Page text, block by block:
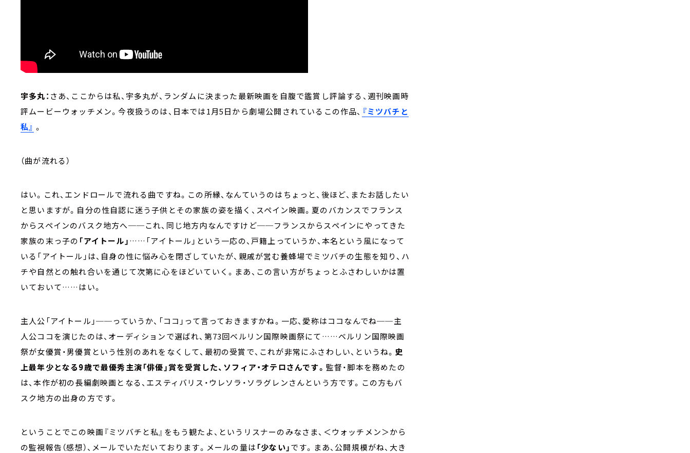
宇多丸： さあ、ここからは私、宇多丸が、ランダムに決まった最新映画を自腹で鑑賞し評論する、週刊映画時
評ムービーウォッチメン。今夜扱うのは、日本では1月5日から劇場公開されているこの作品、 『ミツバチと
私』 。
（曲が流れる）
はい。これ、エンドロールで流れる曲ですね。この所縁、なんていうのはちょっと、後ほど、またお話したい
と思いますが。自分の性自認に迷う子供とその家族の姿を描く、スペイン映画。夏のバカンスでフランス
からスペインのバスク地方へ──これ、同じ地方内なんですけど──フランスからスペインにやってきた
家族の末っ子の 「アイトール」……「アイトール」という一応の、戸籍上っていうか、本名という風になって
いる「アイトール」は、自身の性に悩み心を閉ざしていたが、親戚が営む養蜂場でミツバチの生態を知り、ハ
チや自然との触れ合いを通じて次第に心をほどいていく。まあ、この言い方がちょっとふさわしいかは置
いておいて……はい。
主人公「アイトール」──っていうか、「ココ」って言っておきますかね。一応、愛称はココなんでね──主
人公ココを演じたのは、オーディションで選ばれ、第73回ベルリン国際映画祭にて……ベルリン国際映画
祭が女優賞・男優賞という性別のあれをなくして、最初の受賞で、これが非常にふさわしい、というね。 史
上最年少となる9歳で最優秀主演「俳優」賞を受賞した、ソフィア・オテロさんです。 監督・脚本を務めたの
は、本作が初の長編劇映画となる、エスティバリス・ウレソラ・ソラグレンさんという方です。この方もバ
スク地方の出身の方です。
ということでこの映画『ミツバチと私』をもう観たよ、というリスナーのみなさま、＜ウォッチメン＞から
の監視報告（感想）、メールでいただいております。メールの量は 「少ない」です。まあ、公開規模がね、大き